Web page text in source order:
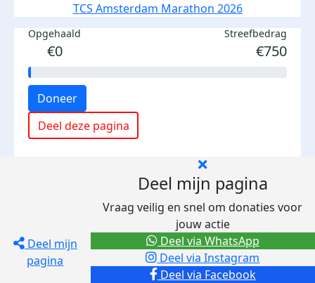
TCS Amsterdam Marathon 2026
Opgehaald
€0
Streefbedrag
€750
Doneer
Deel deze pagina
Deel mijn
pagina
Deel mijn pagina
Vraag veilig en snel om donaties voor
jouw actie
Deel via Facebook
Deel via Instagram
Deel via WhatsApp